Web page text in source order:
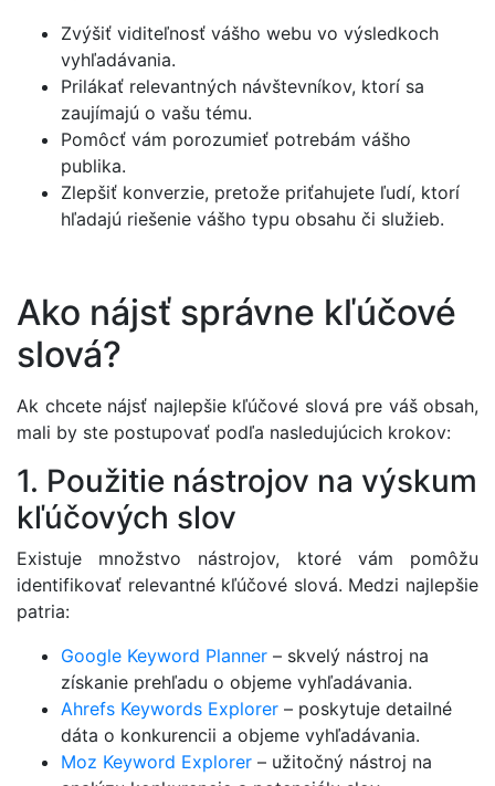
Zvýšiť viditeľnosť vášho webu vo výsledkoch
vyhľadávania.
Prilákať relevantných návštevníkov, ktorí sa
zaujímajú o vašu tému.
Pomôcť vám porozumieť potrebám vášho
publika.
Zlepšiť konverzie, pretože priťahujete ľudí, ktorí
hľadajú riešenie vášho typu obsahu či služieb.
Ako nájsť správne kľúčové
slová?
Ak chcete nájsť najlepšie kľúčové slová pre váš obsah,
mali by ste postupovať podľa nasledujúcich krokov:
1. Použitie nástrojov na výskum
kľúčových slov
Existuje množstvo nástrojov, ktoré vám pomôžu
identifikovať relevantné kľúčové slová. Medzi najlepšie
patria:
Google Keyword Planner – skvelý nástroj na
získanie prehľadu o objeme vyhľadávania.
Ahrefs Keywords Explorer – poskytuje detailné
dáta o konkurencii a objeme vyhľadávania.
Moz Keyword Explorer – užitočný nástroj na